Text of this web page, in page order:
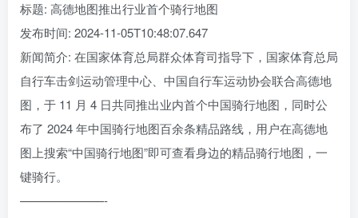
标题: 高德地图推出行业首个骑行地图
发布时间: 2024-11-05T10:48:07.647
新闻简介: 在国家体育总局群众体育司指导下，国家体育总局
自行车击剑运动管理中心、中国自行车运动协会联合高德地
图，于 11 月 4 日共同推出业内首个中国骑行地图，同时公
布了 2024 年中国骑行地图百余条精品路线，用户在高德地
图上搜索“中国骑行地图”即可查看身边的精品骑行地图，一
键骑行。
———————-